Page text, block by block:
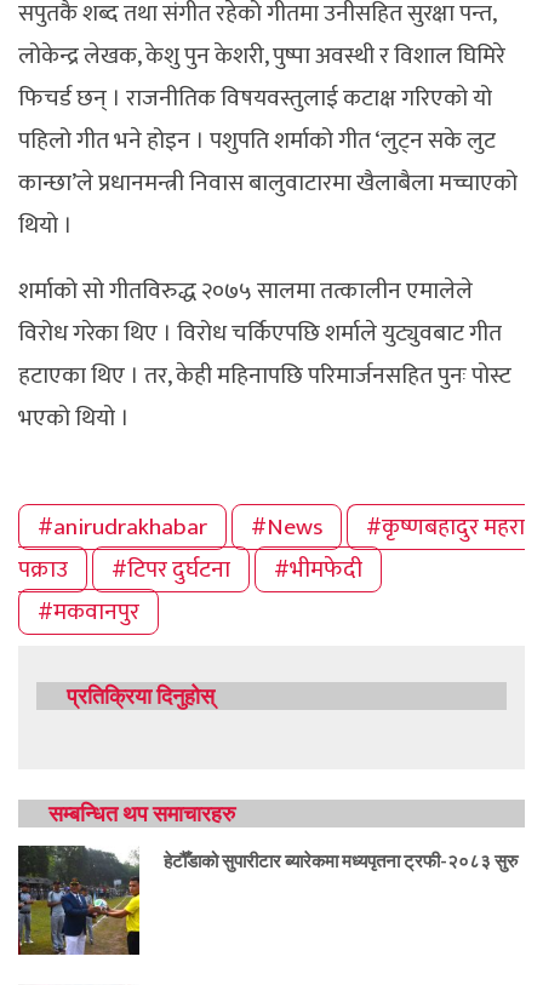
सपुतकै शब्द तथा संगीत रहेको गीतमा उनीसहित सुरक्षा पन्त,
लोकेन्द्र लेखक, केशु पुन केशरी, पुष्पा अवस्थी र विशाल घिमिरे
फिचर्ड छन् । राजनीतिक विषयवस्तुलाई कटाक्ष गरिएको यो
पहिलो गीत भने होइन । पशुपति शर्माको गीत ‘लुट्न सके लुट
कान्छा’ले प्रधानमन्त्री निवास बालुवाटारमा खैलाबैला मच्चाएको
थियो ।
शर्माको सो गीतविरुद्ध २०७५ सालमा तत्कालीन एमालेले
विरोध गरेका थिए । विरोध चर्किएपछि शर्माले युट्युवबाट गीत
हटाएका थिए । तर, केही महिनापछि परिमार्जनसहित पुनः पोस्ट
भएको थियो ।
#anirudrakhabar #News
#कृष्णबहादुर महरा
पक्राउ
#टिपर दुर्घटना
#भीमफेदी
#मकवानपुर
प्रतिक्रिया दिनुहोस्
सम्बन्धित थप समाचारहरु
हेटौँडाको सुपारीटार ब्यारेकमा मध्यपृतना ट्रफी-२०८३ सुरु